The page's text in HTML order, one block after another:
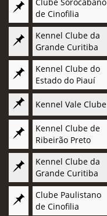
de Cinofilia
Kennel Clube da
Grande Curitiba
Kennel Clube do
Estado do Piauí
Kennel Vale Clube
Kennel Clube de
Ribeirão Preto
Kennel Clube da
Grande Curitiba
Clube Paulistano
de Cinofilia